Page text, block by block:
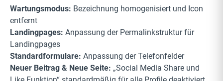
Wartungsmodus: Bezeichnung homogenisiert und Icon
entfernt
Landingpages: Anpassung der Permalinkstruktur für
Landingpages
Standardformulare: Anpassung der Telefonfelder
Neuer Beitrag & Neue Seite: „Social Media Share und